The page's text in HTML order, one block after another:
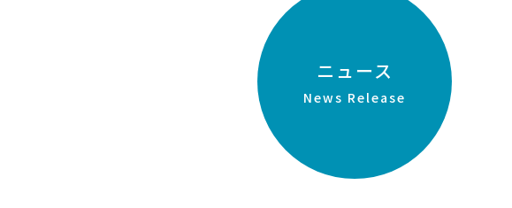
ニュース
News Release